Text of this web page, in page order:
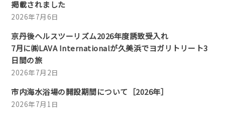
掲載されました
2026年7月6日
京丹後ヘルスツーリズム2026年度誘致受入れ
7月に㈱LAVA Internationalが久美浜でヨガリトリート3
日間の旅
2026年7月2日
市内海水浴場の開設期間について［2026年］
2026年7月1日